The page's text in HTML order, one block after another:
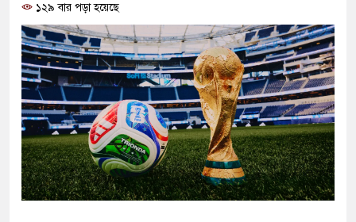
দ্বন্দ্বে বন্ধুকে হত্যা, শিশু আইনে ২ জনের সাজা
ইসরাইল চূড়ান্ত বৈঠক, নজরে যুদ্ধবিরতি
জুলাই আন্দোলনে ছিল না: ফয়জুল করীম
হামলা চালালে উপসাগরীয় দেশগুলোও নিরাপদ থাকবে
ইংল্যান্ডকে হারানোর দিনটিকে ‘জাতীয় দিবস’ ঘোষণা
১২৯ বার পড়া হয়েছে